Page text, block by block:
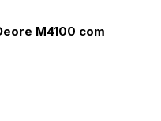
M4100 com